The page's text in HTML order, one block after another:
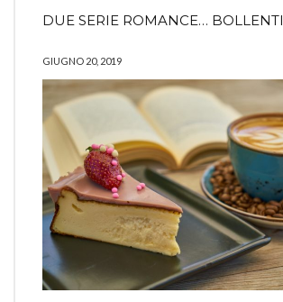
DUE SERIE ROMANCE… BOLLENTI
GIUGNO 20, 2019